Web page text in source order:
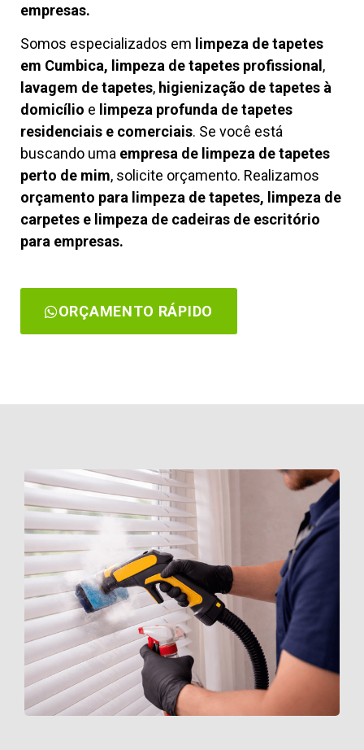
empresas.
Somos especializados em limpeza de tapetes
em Cumbica, limpeza de tapetes profissional ,
lavagem de tapetes, higienização de tapetes à
domicílio e limpeza profunda de tapetes
residenciais e comerciais. Se você está
buscando uma empresa de limpeza de tapetes
perto de mim, solicite orçamento. Realizamos
orçamento para limpeza de tapetes, limpeza de
carpetes e limpeza de cadeiras de escritório
para empresas.
ORÇAMENTO RÁPIDO